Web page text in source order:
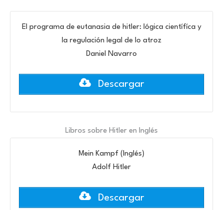
El programa de eutanasia de hitler: lógica científíca y
la regulación legal de lo atroz
Daniel Navarro
Descargar
Libros sobre Hitler en Inglés
Mein Kampf (Inglés)
Adolf Hitler
Descargar